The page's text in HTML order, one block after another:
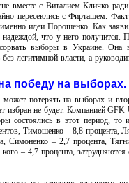
вместе с Виталием Кличко ради
пересеклись с Фирташем. Факт
идеи Порошенко. Как
что у него получится.
выборы в Украине. Она
легитимной власти, а
победу на выборах.
потерять на выборах и
избран не будет. Компанией
состоялись в этот период, то
Тимошенко – 8,8 процента,
Симоненко – 2,7 процента,
– 4,7 процента, затрудняются